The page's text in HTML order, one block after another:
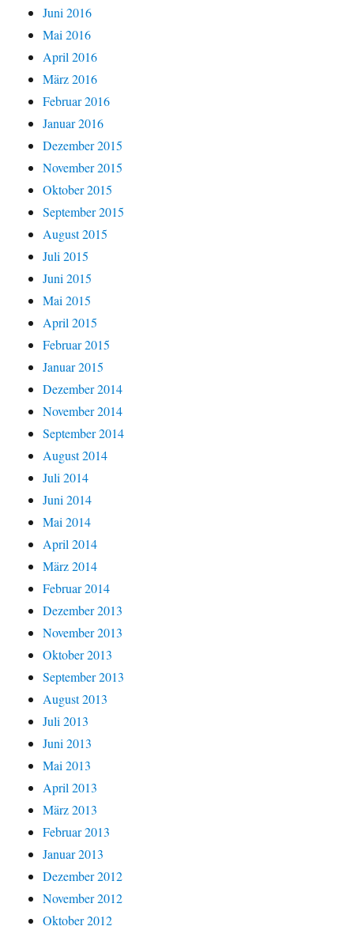
Juni 2016
Mai 2016
April 2016
März 2016
Februar 2016
Januar 2016
Dezember 2015
November 2015
Oktober 2015
September 2015
August 2015
Juli 2015
Juni 2015
Mai 2015
April 2015
Februar 2015
Januar 2015
Dezember 2014
November 2014
September 2014
August 2014
Juli 2014
Juni 2014
Mai 2014
April 2014
März 2014
Februar 2014
Dezember 2013
November 2013
Oktober 2013
September 2013
August 2013
Juli 2013
Juni 2013
Mai 2013
April 2013
März 2013
Februar 2013
Januar 2013
Dezember 2012
November 2012
Oktober 2012